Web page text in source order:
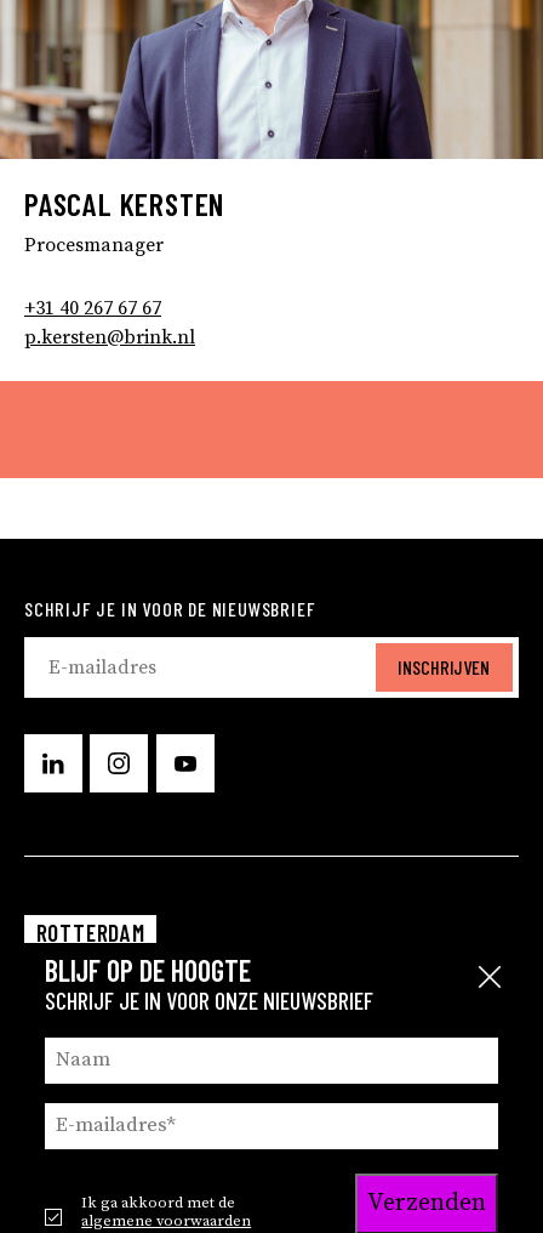
Sluit
BLIJF OP DE HOOGTE
SCHRIJF JE IN VOOR ONZE NIEUWSBRIEF
Ik ga akkoord met de
algemene voorwaarden
Verzenden
PASCAL KERSTEN
Procesmanager
+31 40 267 67 67
p.kersten@brink.nl
SCHRIJF JE IN VOOR DE NIEUWSBRIEF
INSCHRIJVEN
ROTTERDAM
EINDHOVEN
GRONINGEN
© 2026
Privacy en cookie statement